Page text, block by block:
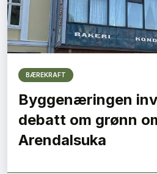
BÆREKRAFT
Byggenæringen
debatt om grønn
Arendalsuka